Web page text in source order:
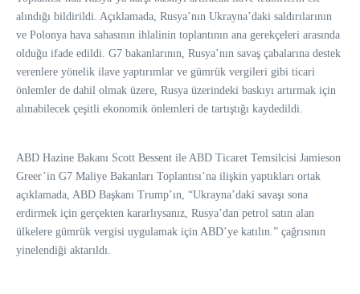
alındığı bildirildi. Açıklamada, Rusya’nın Ukrayna’daki saldırılarının
ve Polonya hava sahasının ihlalinin toplantının ana gerekçeleri arasında
olduğu ifade edildi. G7 bakanlarının, Rusya’nın savaş çabalarına destek
verenlere yönelik ilave yaptırımlar ve gümrük vergileri gibi ticari
önlemler de dahil olmak üzere, Rusya üzerindeki baskıyı artırmak için
alınabilecek çeşitli ekonomik önlemleri de tartıştığı kaydedildi.
ABD Hazine Bakanı Scott Bessent ile ABD Ticaret Temsilcisi Jamieson
Greer’in G7 Maliye Bakanları Toplantısı’na ilişkin yaptıkları ortak
açıklamada, ABD Başkanı Trump’ın, “Ukrayna’daki savaşı sona
erdirmek için gerçekten kararlıysanız, Rusya’dan petrol satın alan
ülkelere gümrük vergisi uygulamak için ABD’ye katılın.” çağrısının
yinelendiği aktarıldı.